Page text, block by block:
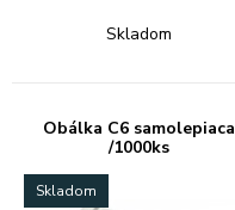
Skladom
Obálka C6 samolepiaca
/1000ks
Skladom